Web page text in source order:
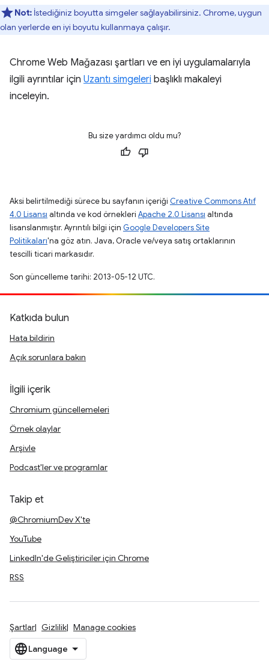
Not: İstediğiniz boyutta simgeler sağlayabilirsiniz. Chrome, uygun
olan yerlerde en iyi boyutu kullanmaya çalışır.
Chrome Web Mağazası şartları ve en iyi uygulamalarıyla
ilgili ayrıntılar için Uzantı simgeleri başlıklı makaleyi
inceleyin.
Bu size yardımcı oldu mu?
Aksi belirtilmediği sürece bu sayfanın içeriği Creative Commons Atıf
4.0 Lisansı altında ve kod örnekleri Apache 2.0 Lisansı altında
lisanslanmıştır. Ayrıntılı bilgi için Google Developers Site
Politikaları'na göz atın. Java, Oracle ve/veya satış ortaklarının
tescilli ticari markasıdır.
Son güncelleme tarihi: 2013-05-12 UTC.
Katkıda bulun
Hata bildirin
Açık sorunlara bakın
İlgili içerik
Chromium güncellemeleri
Örnek olaylar
Arşivle
Podcast'ler ve programlar
Takip et
@ChromiumDev X'te
YouTube
LinkedIn'de Geliştiriciler için Chrome
RSS
Şartlar Gizlilik Manage cookies